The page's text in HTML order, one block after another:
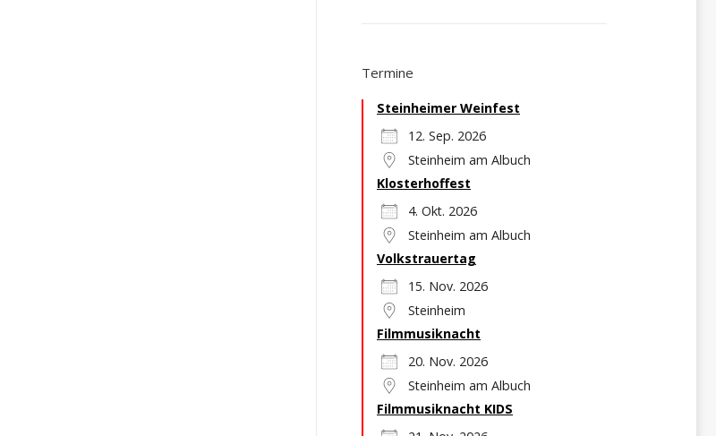
Termine
Steinheimer Weinfest
12. Sep. 2026
Steinheim am Albuch
Klosterhoffest
4. Okt. 2026
Steinheim am Albuch
Volkstrauertag
15. Nov. 2026
Steinheim
Filmmusiknacht
20. Nov. 2026
Steinheim am Albuch
Filmmusiknacht KIDS